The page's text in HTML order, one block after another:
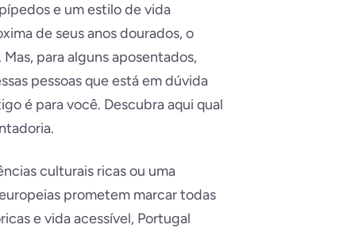
e um estilo de vida
de seus anos dourados, o
para alguns aposentados,
pessoas que está em dúvida
é para você. Descubra aqui qual
culturais ricas ou uma
prometem marcar todas
e vida acessível, Portugal